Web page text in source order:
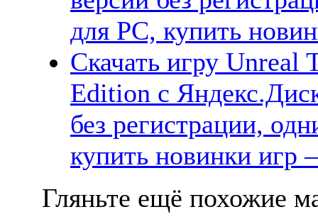
для PC, купить
Скачать игру
Edition с
без регистрации,
купить новинки
Гляньте ещё похожие